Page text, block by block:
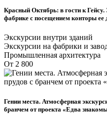
Красный Октябрь: в гости к
фабрике с посещением конторы ее
Экскурсии внутри зданий
Экскурсии на фабрики и
Промышленная архитектура
От 2 800
Гении места. Атмосферная
бранчем от проекта «Едва